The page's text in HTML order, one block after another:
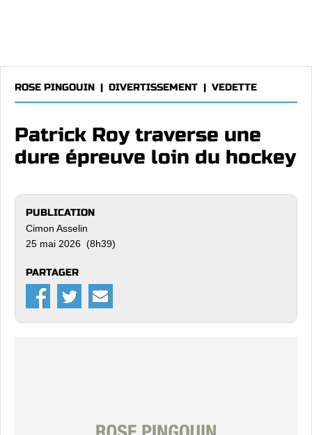
ROSE PINGOUIN | DIVERTISSEMENT | VEDETTE
Patrick Roy traverse une
dure épreuve loin du hockey
PUBLICATION
Cimon Asselin
25 mai 2026 (8h39)
PARTAGER